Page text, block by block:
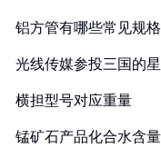
铝方管有哪些常见规格
光线传媒参投三国的
横担型号对应重量
锰矿石产品化合水含量